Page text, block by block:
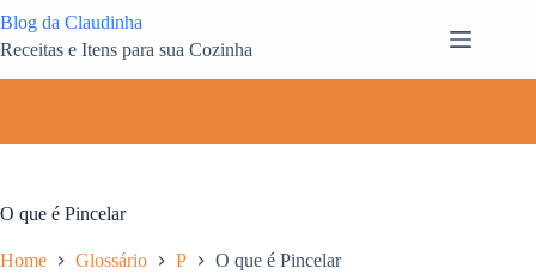
para
o
Blog da Claudinha
Receitas e Itens para sua Cozinha
O que é Pincelar
Home Glossário P O que é Pincelar